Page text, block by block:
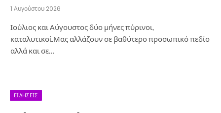
1 Αυγούστου 2026
Ιούλιος και Αύγουστος δύο μήνες πύρινοι,
καταλυτικοί.Μας αλλάζουν σε βαθύτερο προσωπικό πεδίο
αλλά και σε…
ΕΙΔΉΣΕΙΣ